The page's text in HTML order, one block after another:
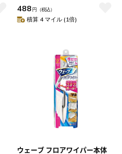
488 円 （税込）
積算 4 マイル (1倍)
ウェーブ フロアワイパー本体